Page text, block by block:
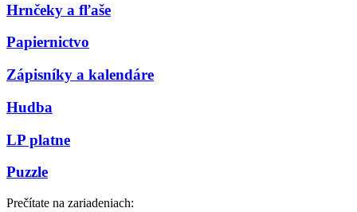
Hrnčeky a fľaše
Papiernictvo
Zápisníky a kalendáre
Hudba
LP platne
Puzzle
Prečítate na zariadeniach: